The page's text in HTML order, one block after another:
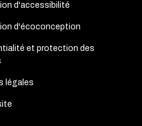
d'accessibilité
d'écoconception
et protection des
légales